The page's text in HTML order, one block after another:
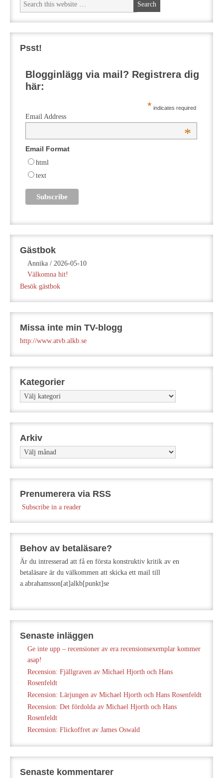
Psst!
Blogginlägg via mail? Registrera dig
här:
* indicates required
Email Address
*
Email Format
html
text
Gästbok
Annika / 2026-05-10
Välkomna hit!
Besök gästbok
Missa inte min TV-blogg
http://www.atvb.alkb.se
Kategorier
Kategorier
Arkiv
Arkiv
Prenumerera via RSS
Subscribe in a reader
Behov av betaläsare?
Är du intresserad att få en första konstruktiv kritik av en
betaläsare är du välkommen att skicka ett mail till
a.abrahamsson[at]alkb[punkt]se
Senaste inläggen
Ge inte upp – recensioner av era recensionsexemplar kommer
asap!
Recension: Fjällgraven av Michael Hjorth och Hans
Rosenfeldt
Recension: Lärjungen av Michael Hjorth och Hans Rosenfeldt
Recension: Det fördolda av Michael Hjorth och Hans
Rosenfeldt
Recension: Flickoffret av James Oswald
Senaste kommentarer